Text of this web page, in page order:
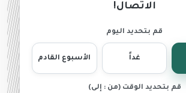
الاتصال!
قم بتحديد اليوم
غداً الأسبوع القادم
قم بتحديد الوقت (من : إلى)